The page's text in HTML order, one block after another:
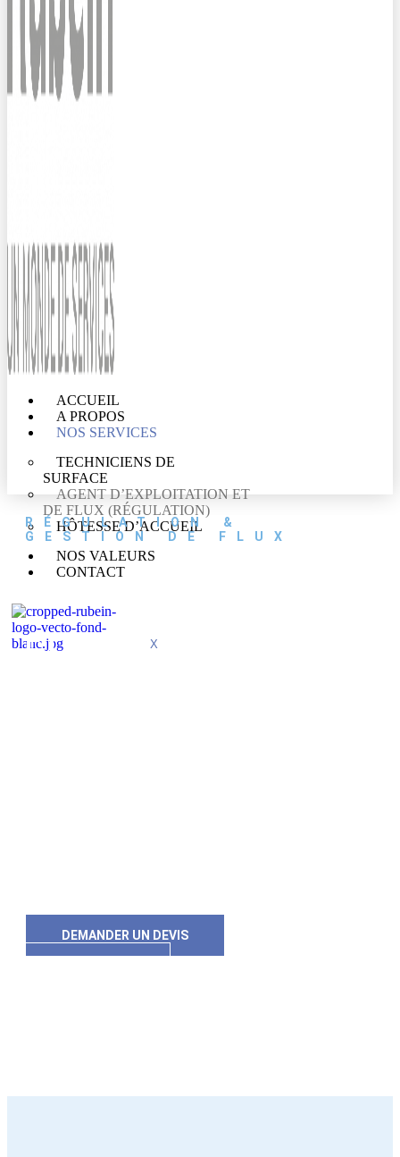
ACCUEIL
A PROPOS
NOS SERVICES
TECHNICIENS DE
SURFACE
AGENT D’EXPLOITATION ET
DE FLUX (RÉGULATION)
HÔTESSE D’ACCUEIL
NOS VALEURS
CONTACT
X
RÉGULATION &
GESTION DE FLUX
FLUIDIFIER LES
DEMANDER UN DEVIS